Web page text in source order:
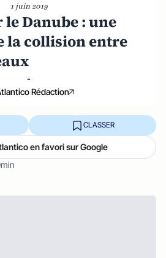
1 juin 2019
Danube : une
la collision entre
-
Rédaction
CLASSER
en favori sur Google